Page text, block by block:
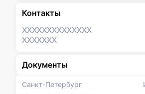
Санкт-Петербург
Контакты
XXXXXXXXXXXXXX
XXXXXXX
Документы